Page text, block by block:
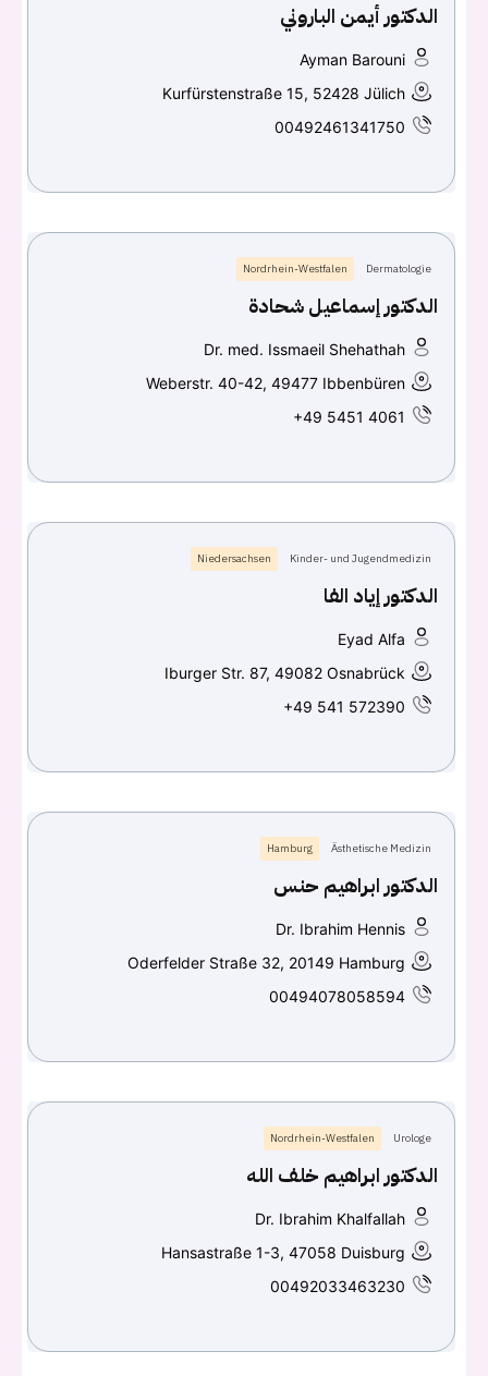
الدكتور أيمن الباروني
Ayman Barouni
Kurfürstenstraße 15, 52428 Jülich
00492461341750
Dermatologie
Nordrhein-Westfalen
الدكتور إسماعيل شحادة
Dr. med. Issmaeil Shehathah
Weberstr. 40-42, 49477 Ibbenbüren
+49 5451 4061
Kinder- und Jugendmedizin
Niedersachsen
الدكتور إياد الفا
Eyad Alfa
Iburger Str. 87, 49082 Osnabrück
+49 541 572390
Ästhetische Medizin
Hamburg
الدكتور ابراهيم حنس
Dr. Ibrahim Hennis
Oderfelder Straße 32, 20149 Hamburg
00494078058594
Urologe
Nordrhein-Westfalen
الدكتور ابراهيم خلف الله
Dr. Ibrahim Khalfallah
Hansastraße 1-3, 47058 Duisburg
00492033463230